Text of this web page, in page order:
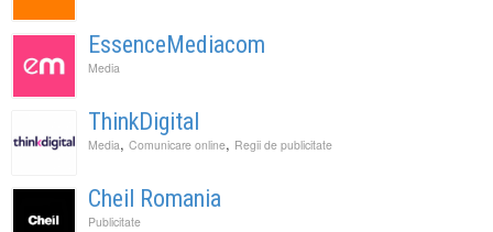
EssenceMediacom
Media
ThinkDigital
Media, Comunicare online, Regii de publicitate
Cheil Romania
Publicitate